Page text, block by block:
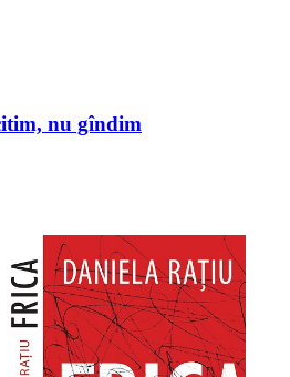
nu gîndim